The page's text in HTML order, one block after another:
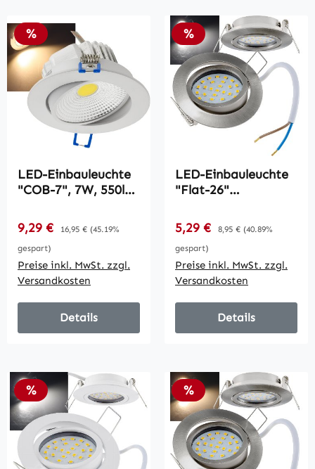
Rabatt
%
LED-Einbauleuchte
"COB-7", 7W, 550lm
Ø109xT47mm,
Rahmen weiß
Verkaufspreis:
9,29 € Regulärer Preis:
16,95 € (45.19%
gespart)
Preise inkl. MwSt. zzgl.
Versandkosten
Details
Rabatt
%
LED-Einbauleuchte
"Flat-26"
80x26mm, 3W,
390lm, Edelstahl
gebürstet
Verkaufspreis:
5,29 € Regulärer Preis:
8,95 € (40.89%
gespart)
Preise inkl. MwSt. zzgl.
Versandkosten
Details
Rabatt
% Rabatt
%